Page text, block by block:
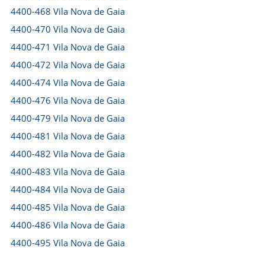
4400-468 Vila Nova de Gaia
4400-470 Vila Nova de Gaia
4400-471 Vila Nova de Gaia
4400-472 Vila Nova de Gaia
4400-474 Vila Nova de Gaia
4400-476 Vila Nova de Gaia
4400-479 Vila Nova de Gaia
4400-481 Vila Nova de Gaia
4400-482 Vila Nova de Gaia
4400-483 Vila Nova de Gaia
4400-484 Vila Nova de Gaia
4400-485 Vila Nova de Gaia
4400-486 Vila Nova de Gaia
4400-495 Vila Nova de Gaia